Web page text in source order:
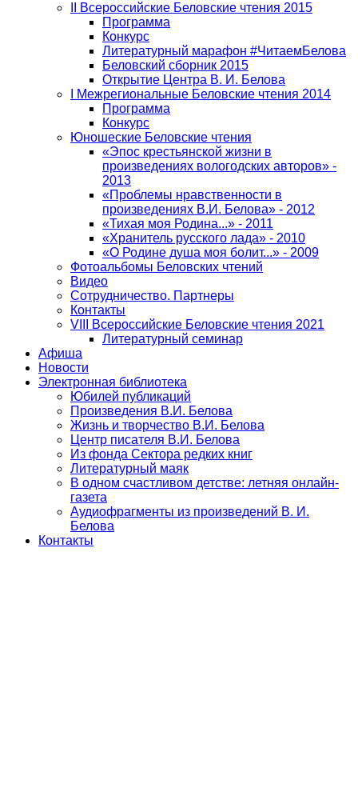
II Всероссийские Беловские чтения 2015
Программа
Конкурс
Литературный марафон #ЧитаемБелова
Беловский сборник 2015
Открытие Центра В. И. Белова
I Межрегиональные Беловские чтения 2014
Программа
Конкурс
Юношеские Беловские чтения
«Эпос крестьянской жизни в
произведениях вологодских авторов» -
2013
«Проблемы нравственности в
произведениях В.И. Белова» - 2012
«Тихая моя Родина...» - 2011
«Хранитель русского лада» - 2010
«О Родине душа моя болит...» - 2009
Фотоальбомы Беловских чтений
Видео
Сотрудничество. Партнеры
Контакты
VIII Всероссийские Беловские чтения 2021
Литературный семинар
Афиша
Новости
Электронная библиотека
Юбилей публикаций
Произведения В.И. Белова
Жизнь и творчество В.И. Белова
Центр писателя В.И. Белова
Из фонда Сектора редких книг
Литературный маяк
В одном счастливом детстве: летняя онлайн-
газета
Аудиофрагменты из произведений В. И.
Белова
Контакты